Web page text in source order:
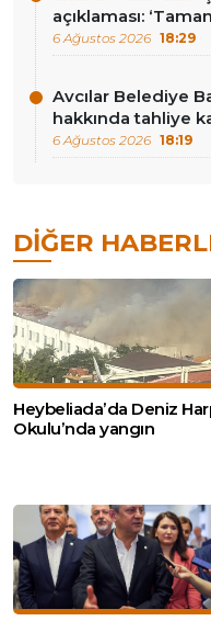
açıklaması:
6 Ağustos 2026 18:29
Avcılar Belediye
hakkında tahliye
6 Ağustos 2026 18:19
DIĞER
Heybeliada’da Deniz
Okulu’nda yangın